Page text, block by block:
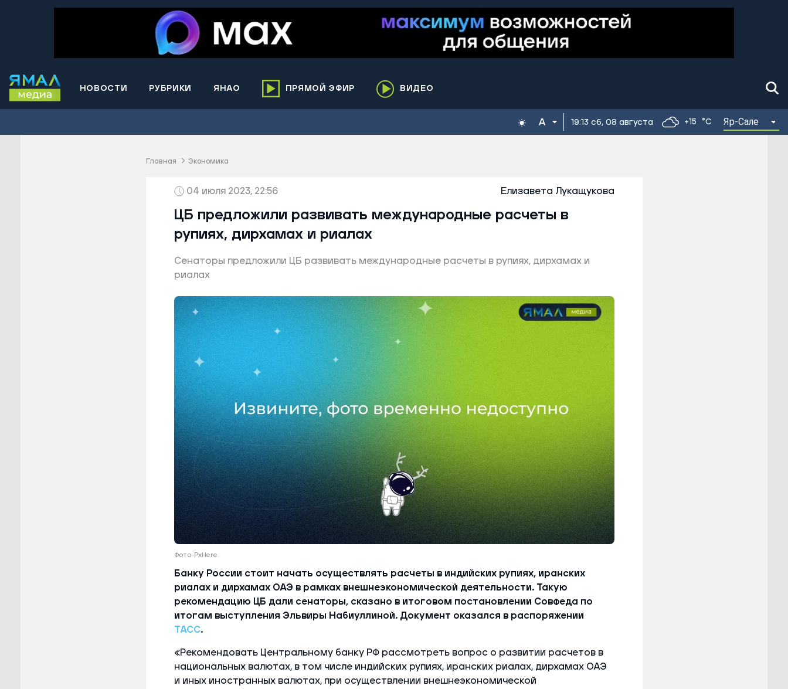
НОВОСТИ РУБРИКИ ЯНАО
район
Муравленко
Ноябрьск
Приуральский район
Салехард
Тарко-Сале
Тазовский район
Шурышкарский район
Ямальский район
ПРЯМОЙ ЭФИР ВИДЕО
19:13 сб, 08 августа +15 °C Яр-Сале
Главная Экономика
04 июля 2023, 22:56 Елизавета Лукащукова
ЦБ предложили развивать международные расчеты в
рупиях, дирхамах и риалах
Сенаторы предложили ЦБ развивать международные расчеты в рупиях, дирхамах и
риалах
Фото: PxHere
Банку России стоит начать осуществлять расчеты в индийских рупиях, иранских
риалах и дирхамах ОАЭ в рамках внешнеэкономической деятельности. Такую
рекомендацию ЦБ дали сенаторы, сказано в итоговом постановлении Совфеда по
итогам выступления Эльвиры Набиуллиной. Документ оказался в распоряжении
ТАСС.
«Рекомендовать Центральному банку РФ рассмотреть вопрос о развитии расчетов в
национальных валютах, в том числе индийских рупиях, иранских риалах, дирхамах ОАЭ
и иных иностранных валютах, при осуществлении внешнеэкономической